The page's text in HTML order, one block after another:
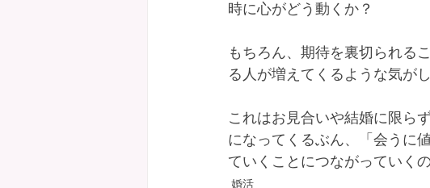
時に心がどう動くか？
もちろん、期待を裏切られる
る人が増えてくるような気がし
これはお見合いや結婚に限ら
になってくるぶん、「会うに
ていくことにつながっていく
婚活